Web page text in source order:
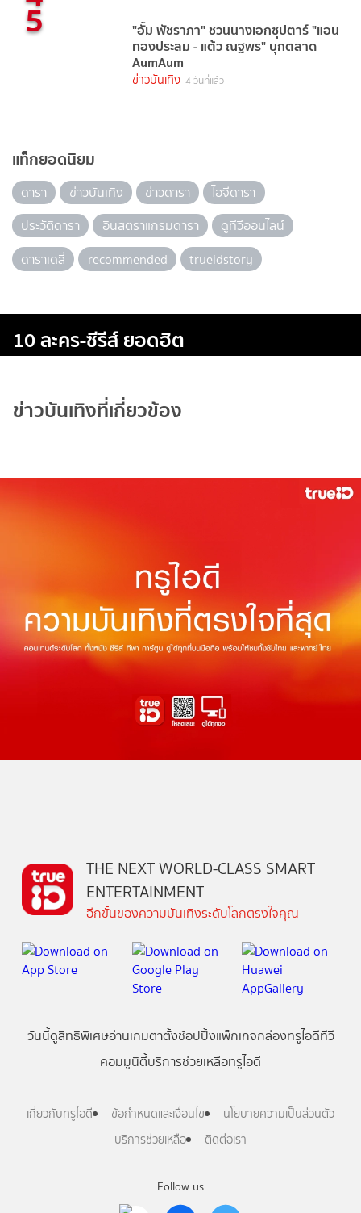
5 "อั้ม พัชราภา" ชวนนางเอกซุปตาร์ "แอน
ทองประสม - แต้ว ณฐพร" บุกตลาด
AumAum
ข่าวบันเทิง 4 วันที่แล้ว
แท็กยอดนิยม
ดารา ข่าวบันเทิง ข่าวดารา
ไอจีดารา
ประวัติดารา
อินสตราแกรมดารา
ดูทีวีออนไลน์
ดาราเดลี่
recommended trueidstory
10 ละคร-ซีรีส์ ยอดฮิต
ข่าวบันเทิงที่เกี่ยวข้อง
Follow us
THE NEXT WORLD-CLASS SMART
ENTERTAINMENT
อีกขั้นของความบันเทิงระดับโลกตรงใจคุณ
วันนี้ดูสิทธิพิเศษอ่านเกมตาตั้งช้อปปิ้งแพ็กเกจกล่องทรูไอดีทีวี
คอมมูนิตี้บริการช่วยเหลือทรูไอดี
เกี่ยวกับทรูไอดี ข้อกำหนดและเงื่อนไข
นโยบายความเป็นส่วนตัว
บริการช่วยเหลือ
ติดต่อเรา